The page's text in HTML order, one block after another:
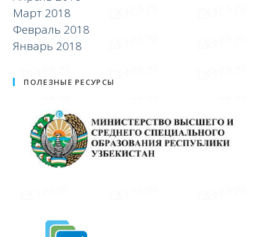
Март 2018
Февраль 2018
Январь 2018
ПОЛЕЗНЫЕ РЕСУРСЫ